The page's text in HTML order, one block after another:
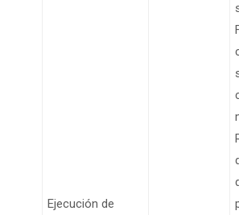
Ejecución de